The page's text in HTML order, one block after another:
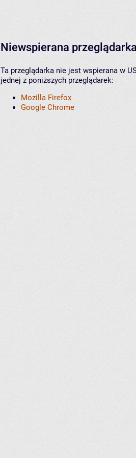
Niewspierana przeglądarka
Ta przeglądarka nie jest wspierana w
jednej z poniższych przeglądarek:
Mozilla Firefox
Google Chrome